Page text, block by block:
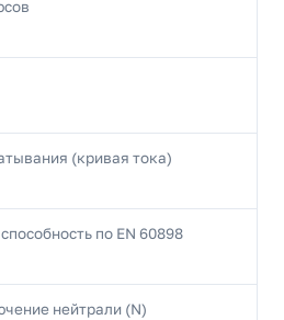
(кривая тока)
по EN 60898
нейтрали (N)